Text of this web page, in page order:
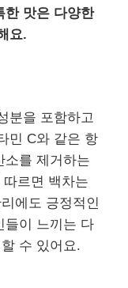
한 맛은 다양한
요.
분을 포함하고
민 C와 같은 항
소를 제거하는
르면 백차는
에도 긍정적인
들이 느끼는 다
수 있어요.